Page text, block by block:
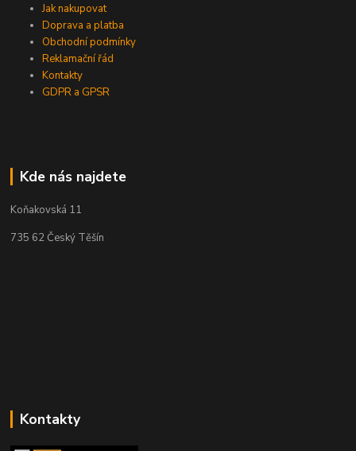
Jak nakupovat
Doprava a platba
Obchodní podmínky
Reklamační řád
Kontakty
GDPR a GPSR
Kde nás najdete
Koňakovská 11
735 62 Český Těšín
Kontakty